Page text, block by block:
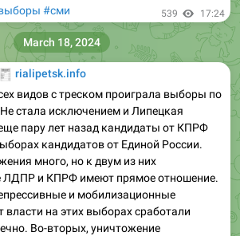
#сми 539 17:24
rialipetsk.info
видов с треском проиграла выборы по
стала исключением и Липецкая
пару лет назад кандидаты от КПРФ
кандидатов от Единой России.
много, но к двум из них
ЛДПР и КПРФ имеют прямое отношение.
и мобилизационные
власти на этих выборах сработали
Во-вторых, уничтожение
March 18, 2024